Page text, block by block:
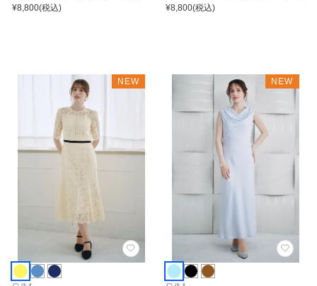
アラインワンピース
¥8,800(税込)
ムチュールワンピース
¥8,800(税込)
NEW NEW